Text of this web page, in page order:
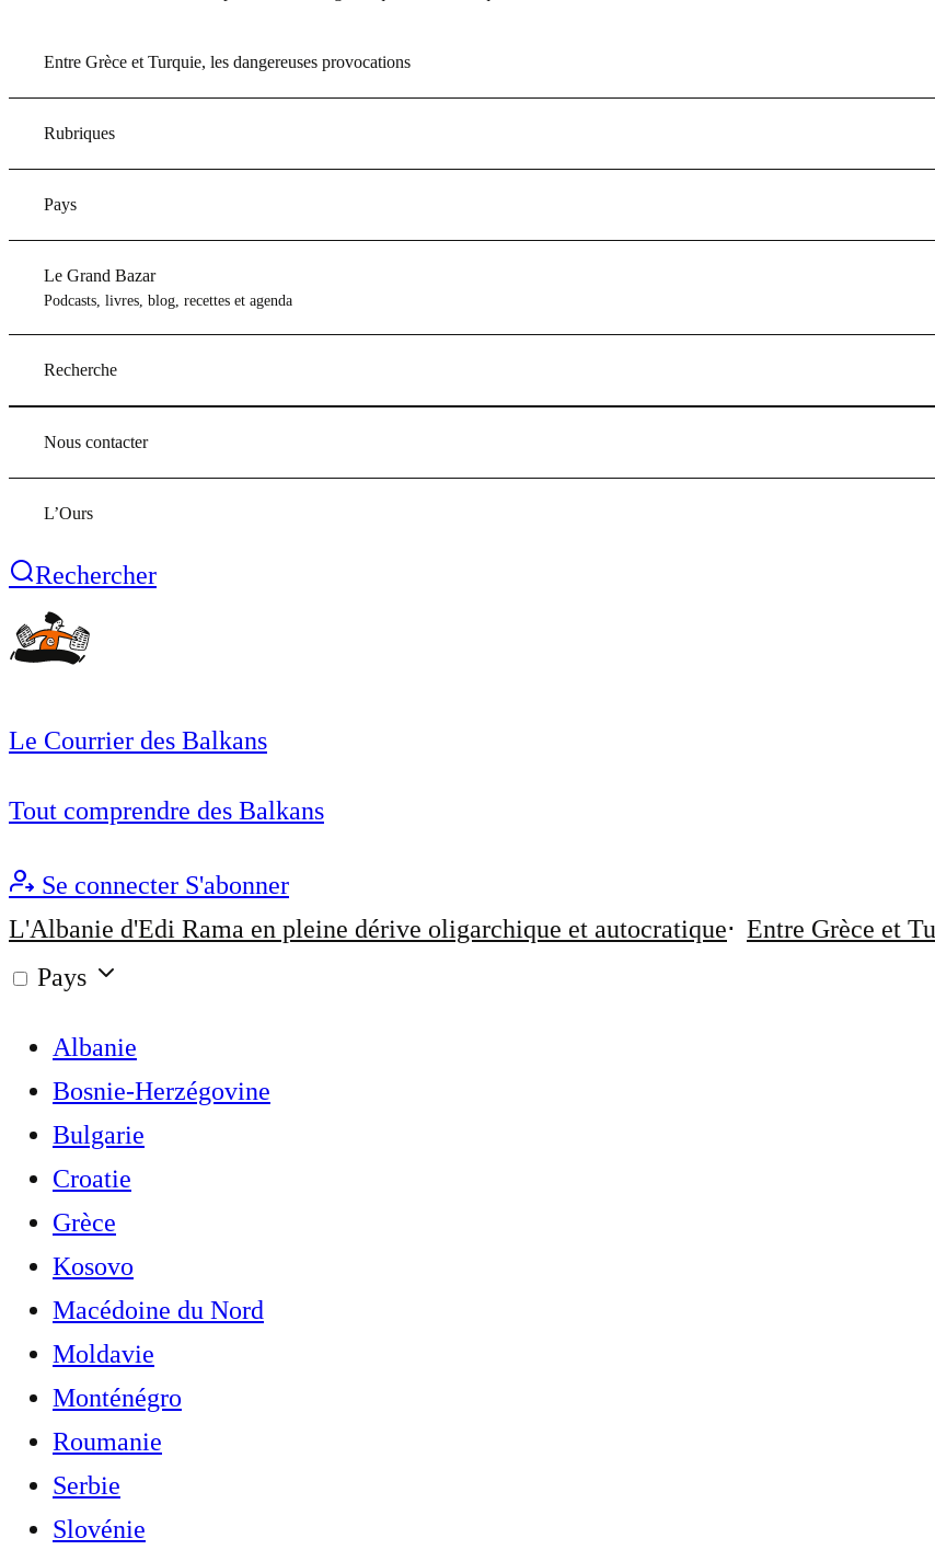
Entre Grèce et Turquie, les dangereuses provocations
Rubriques
Pays
Le Grand Bazar
Podcasts, livres, blog, recettes et agenda
Recherche
Nous contacter
L’Ours
Rechercher
Le Courrier des Balkans
Tout comprendre des Balkans
Se connecter S'abonner
L'Albanie d'Edi Rama en pleine dérive oligarchique et autocratique
Entre Grèce et
Pays
Albanie
Bosnie-Herzégovine
Bulgarie
Croatie
Grèce
Kosovo
Macédoine du Nord
Moldavie
Monténégro
Roumanie
Serbie
Slovénie